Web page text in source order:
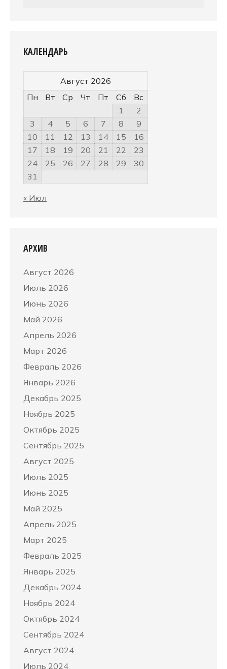
КАЛЕНДАРЬ
Август 2026
Пн
Вт Ср Чт Пт Сб
Вс
1
2
3
4 5 6 7 8
9
10
11 12 13 14 15
16
17
18 19 20 21 22
23
24
25 26 27 28 29
30
31
« Июл
АРХИВ
Август 2026
Июль 2026
Июнь 2026
Май 2026
Апрель 2026
Март 2026
Февраль 2026
Январь 2026
Декабрь 2025
Ноябрь 2025
Октябрь 2025
Сентябрь 2025
Август 2025
Июль 2025
Июнь 2025
Май 2025
Апрель 2025
Март 2025
Февраль 2025
Январь 2025
Декабрь 2024
Ноябрь 2024
Октябрь 2024
Сентябрь 2024
Август 2024
Июль 2024